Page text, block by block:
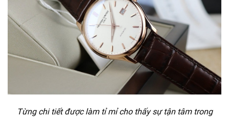
Từng chi tiết được làm tỉ mỉ cho thấy sự tận tâm trong